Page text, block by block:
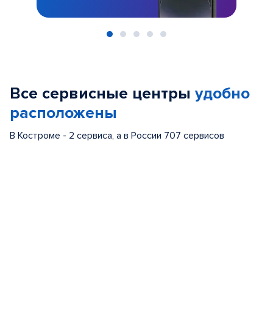
Все сервисные центры удобно
расположены
В Костроме - 2 сервиса, а в России 707 сервисов